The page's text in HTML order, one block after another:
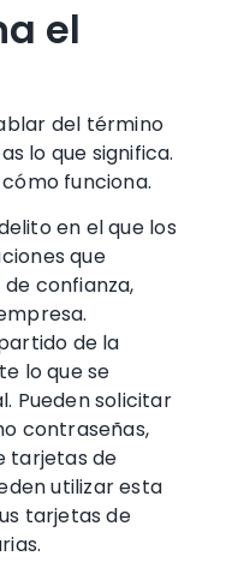
el
del término
lo que significa.
funciona.
en el que los
que
confianza,
de la
lo que se
. Pueden solicitar
contraseñas,
tarjetas de
utilizar esta
tarjetas de
.